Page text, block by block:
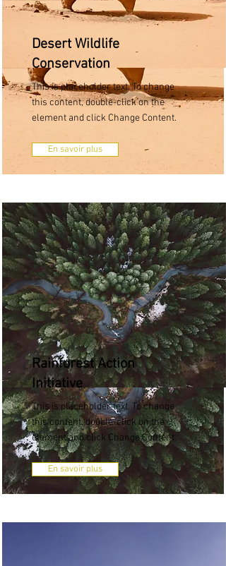
Desert Wildlife
Conservation
This is placeholder text. To change
this content, double-click on the
element and click Change Content.
En savoir plus
Rainforest Action
Initiative
This is placeholder text. To change
this content, double-click on the
element and click Change Content.
En savoir plus